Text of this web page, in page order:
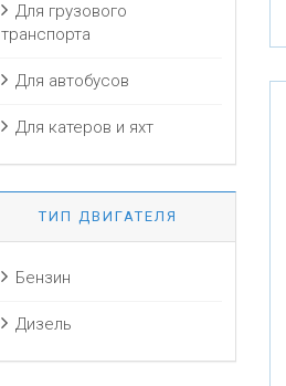
Для грузового
транспорта
Для автобусов
Для катеров и яхт
ТИП ДВИГАТЕЛЯ
Бензин
Дизель